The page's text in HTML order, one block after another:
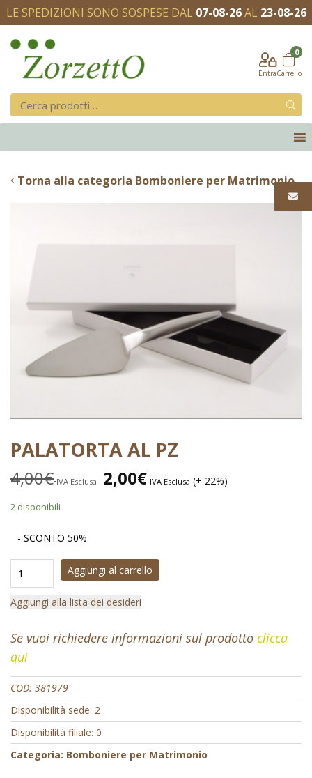
LE SPEDIZIONI SONO SOSPESE DAL 07-08-26AL 23-08-26
Entra
0
Carrello
Torna alla categoria Bomboniere per Matrimonio
PALATORTA AL PZ
4,00€ IVA Esclusa 2,00€ IVA Esclusa (+ 22%)
2 disponibili
- SCONTO 50%
Aggiungi al carrello
Aggiungi alla lista dei desideri
Se vuoi richiedere informazioni sul prodotto clicca
qui
COD: 381979
Disponibilità sede: 2
Disponibilità filiale: 0
Categoria: Bomboniere per Matrimonio